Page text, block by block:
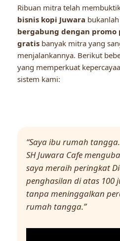
Ribuan mitra telah
bisnis kopi Juwara
bergabung dengan
gratis banyak mitra yang
menjalankannya. Berikut
yang memperkuat
sistem kami:
“Saya ibu rumah
SH Juwara Cafe
saya meraih peringkat
penghasilan di atas 100
tanpa meninggalkan
rumah tangga.”